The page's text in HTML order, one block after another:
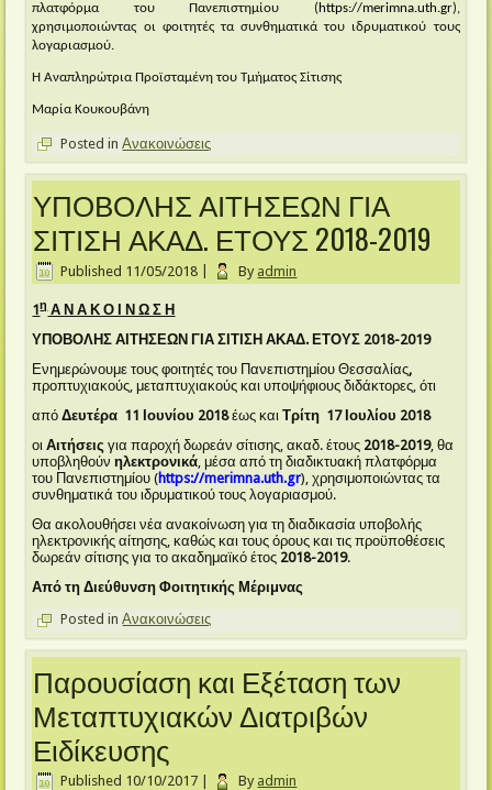
πλατφόρμα του Πανεπιστημίου ( https://merimna.uth.gr),
χρησιμοποιώντας οι φοιτητές τα συνθηματικά του ιδρυματικού τους
λογαριασμού.
Η Αναπληρώτρια Προϊσταμένη του Τμήματος Σίτισης
Μαρία Κουκουβάνη
Posted in Ανακοινώσεις
ΥΠΟΒΟΛΗΣ ΑΙΤΗΣΕΩΝ ΓΙΑ
ΣΙΤΙΣΗ ΑΚΑΔ. ΕΤΟΥΣ 2018-2019
Published 11/05/2018 By admin
1ηΑ Ν Α Κ Ο Ι Ν Ω Σ Η
ΥΠΟΒΟΛΗΣ ΑΙΤΗΣΕΩΝ ΓΙΑ ΣΙΤΙΣΗ ΑΚΑΔ. ΕΤΟΥΣ 2018-2019
Ενημερώνουμε τους φοιτητές του Πανεπιστημίου Θεσσαλίας,
προπτυχιακούς, μεταπτυχιακούς και υποψήφιους διδάκτορες, ότι
από Δευτέρα 11 Ιουνίου 2018έως και Τρίτη 17 Ιουλίου 2018
οιΑιτήσεις για παροχή δωρεάν σίτισης, ακαδ. έτους 2018-2019, θα
υποβληθούνηλεκτρονικά , μέσα από τη διαδικτυακή πλατφόρμα
του Πανεπιστημίου (https://merimna.uth.gr), χρησιμοποιώντας τα
συνθηματικά του ιδρυματικού τους λογαριασμού.
Θα ακολουθήσει νέα ανακοίνωση για τη διαδικασία υποβολής
ηλεκτρονικής αίτησης, καθώς και τους όρους και τις προϋποθέσεις
δωρεάν σίτισης για το ακαδημαϊκό έτος 2018-2019.
Από τη Διεύθυνση Φοιτητικής Μέριμνας
Posted in Ανακοινώσεις
Παρουσίαση και Εξέταση των
Μεταπτυχιακών Διατριβών
Ειδίκευσης
Published 10/10/2017 By admin